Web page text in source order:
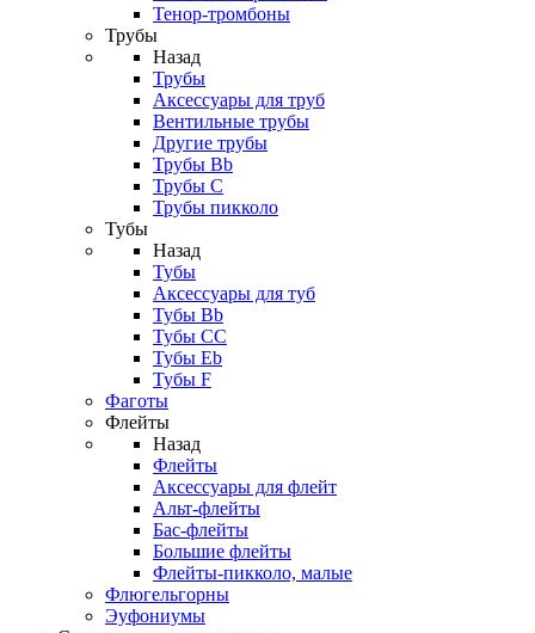
Тенор-тромбоны
Трубы
Назад
Трубы
Аксессуары для труб
Вентильные трубы
Другие трубы
Трубы Bb
Трубы C
Трубы пикколо
Тубы
Назад
Тубы
Аксессуары для туб
Тубы Bb
Тубы CC
Тубы Eb
Тубы F
Фаготы
Флейты
Назад
Флейты
Аксессуары для флейт
Альт-флейты
Бас-флейты
Большие флейты
Флейты-пикколо, малые
Флюгельгорны
Эуфониумы